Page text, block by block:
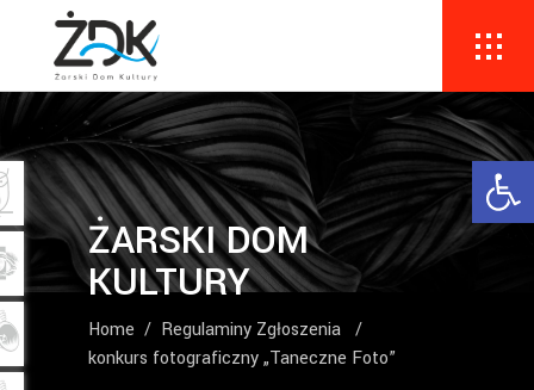
ŻARSKI DOM
KULTURY
Home / Regulaminy Zgłoszenia /
konkurs fotograficzny „Taneczne Foto”